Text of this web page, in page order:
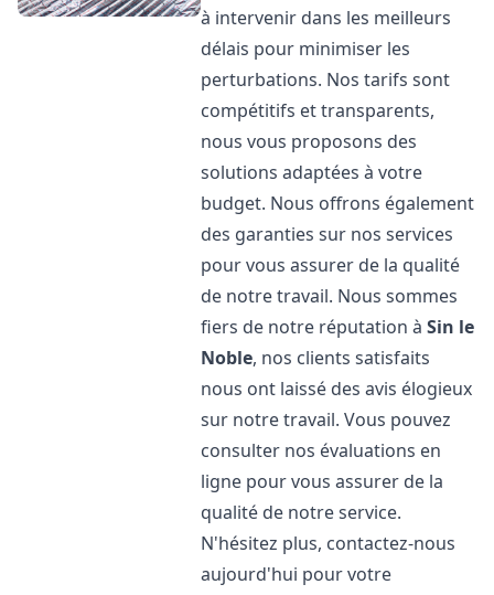
à intervenir dans les meilleurs
délais pour minimiser les
perturbations. Nos tarifs sont
compétitifs et transparents,
nous vous proposons des
solutions adaptées à votre
budget. Nous offrons également
des garanties sur nos services
pour vous assurer de la qualité
de notre travail. Nous sommes
fiers de notre réputation àSin le
Noble, nos clients satisfaits
nous ont laissé des avis élogieux
sur notre travail. Vous pouvez
consulter nos évaluations en
ligne pour vous assurer de la
qualité de notre service.
N'hésitez plus, contactez-nous
aujourd'hui pour votre